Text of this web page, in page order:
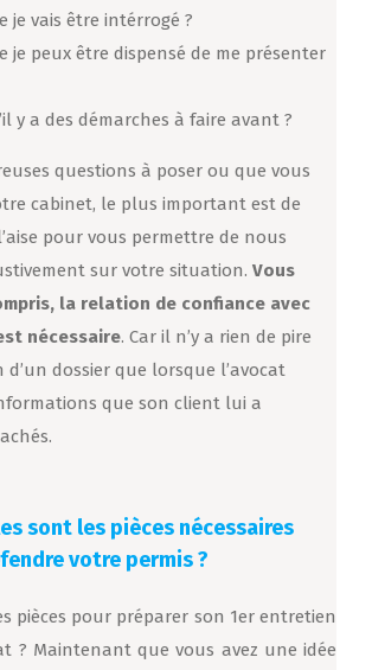
je vais être intérrogé ?
je peux être dispensé de me présenter
y a des démarches à faire avant ?
questions à poser ou que vous
cabinet, le plus important est de
pour vous permettre de nous
sur votre situation. Vous
la relation de confiance avec
nécessaire. Car il n’y a rien de pire
dossier que lorsque l’avocat
que son client lui a
sont les pièces nécessaires
votre permis ?
pièces pour préparer son 1er entretien
? Maintenant que vous avez une idée